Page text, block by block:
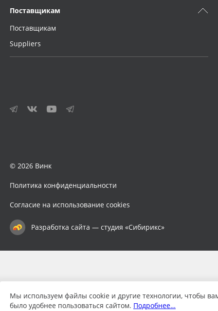
Поставщикам
Поставщикам
Suppliers
© 2026 Винк
Политика конфиденциальности
Согласие на использование cookies
Разработка сайта — студия «Сибирикс»
Мы используем файлы cookie и другие технологии, чтобы
было удобнее пользоваться сайтом. Подробнее…